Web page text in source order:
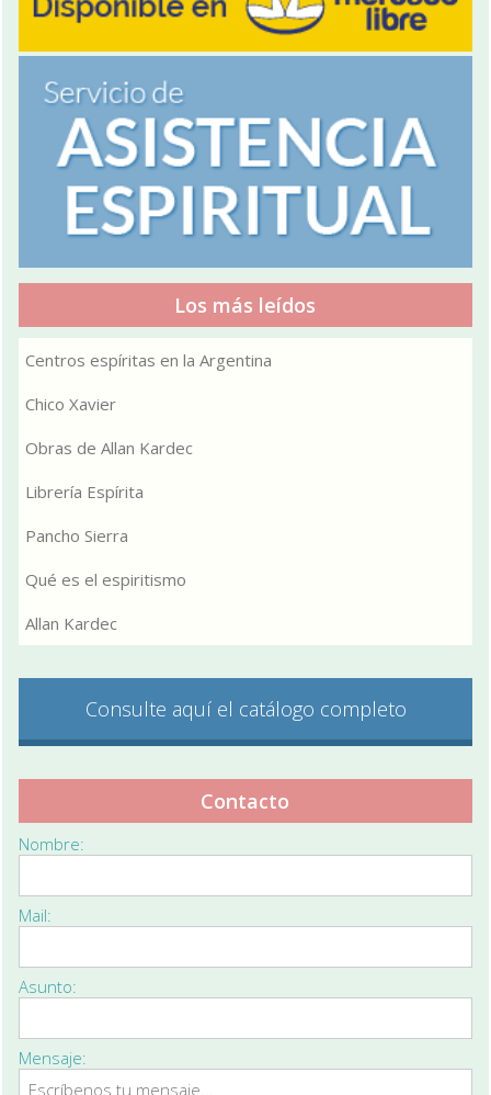
Los más leídos
Centros espíritas en la Argentina
Chico Xavier
Obras de Allan Kardec
Librería Espírita
Pancho Sierra
Qué es el espiritismo
Allan Kardec
Consulte aquí el catálogo completo
Contacto
Nombre:
Mail:
Asunto:
Mensaje: